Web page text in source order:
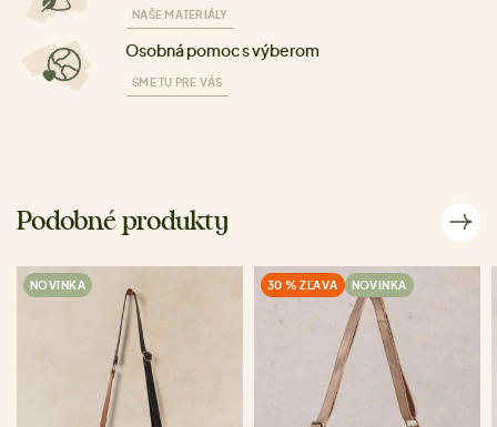
NAŠE MATERIÁLY
Osobná pomoc s výberom
SME TU PRE VÁS
Podobné produkty
NOVINKA 30 % ZĽAVA NOVINKA